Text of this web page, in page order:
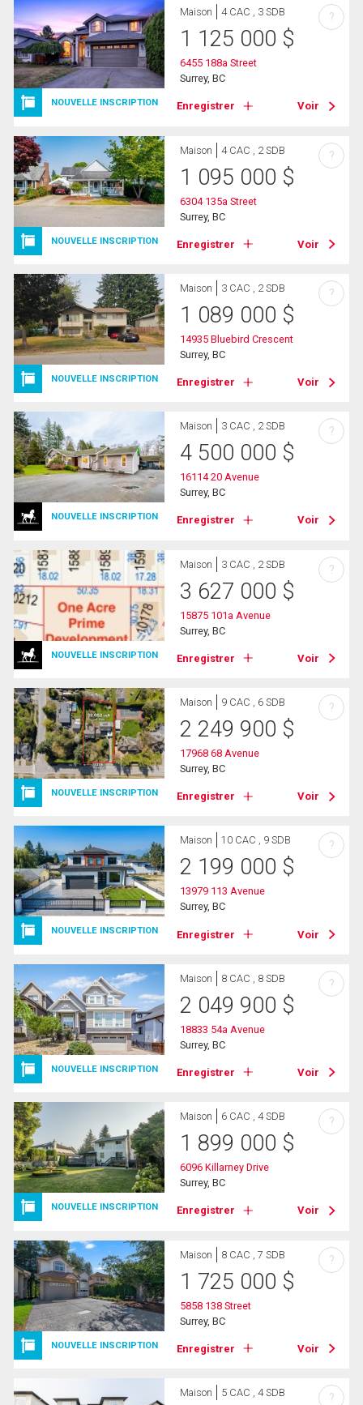
NOUVELLE INSCRIPTION
Maison 4 CAC , 3 SDB
1 125 000 $
6455 188a Street
Surrey, BC
Enregistrer Voir
?
NOUVELLE INSCRIPTION
Maison 4 CAC , 2 SDB
1 095 000 $
6304 135a Street
Surrey, BC
Enregistrer Voir
?
NOUVELLE INSCRIPTION
Maison 3 CAC , 2 SDB
1 089 000 $
14935 Bluebird Crescent
Surrey, BC
Enregistrer Voir
?
NOUVELLE INSCRIPTION
Maison 3 CAC , 2 SDB
4 500 000 $
16114 20 Avenue
Surrey, BC
Enregistrer Voir
?
NOUVELLE INSCRIPTION
Maison 3 CAC , 2 SDB
3 627 000 $
15875 101a Avenue
Surrey, BC
Enregistrer Voir
?
NOUVELLE INSCRIPTION
Maison 9 CAC , 6 SDB
2 249 900 $
17968 68 Avenue
Surrey, BC
Enregistrer Voir
?
NOUVELLE INSCRIPTION
Maison 10 CAC , 9 SDB
2 199 000 $
13979 113 Avenue
Surrey, BC
Enregistrer Voir
?
NOUVELLE INSCRIPTION
Maison 8 CAC , 8 SDB
2 049 900 $
18833 54a Avenue
Surrey, BC
Enregistrer Voir
?
NOUVELLE INSCRIPTION
Maison 6 CAC , 4 SDB
1 899 000 $
6096 Killarney Drive
Surrey, BC
Enregistrer Voir
?
NOUVELLE INSCRIPTION
Maison 8 CAC , 7 SDB
1 725 000 $
5858 138 Street
Surrey, BC
Enregistrer Voir
?
Maison 5 CAC , 4 SDB ?